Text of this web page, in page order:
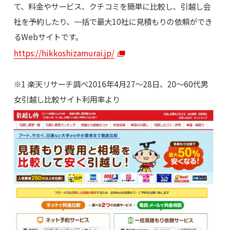
て、料金やサービス、クチコミを簡単に比較し、引越し会
社を予約したり、一括で最大10社に見積もりの依頼ができ
るWebサイトです。
https://hikkoshizamurai.jp/
※1 楽天リサーチ調べ2016年4月27～28日、20～60代男
女引越し比較サイト利用率より